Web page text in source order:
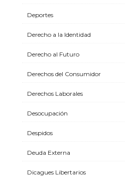
Deportes
Derecho a la Identidad
Derecho al Futuro
Derechos del Consumidor
Derechos Laborales
Desocupación
Despidos
Deuda Externa
Dicagues Libertarios